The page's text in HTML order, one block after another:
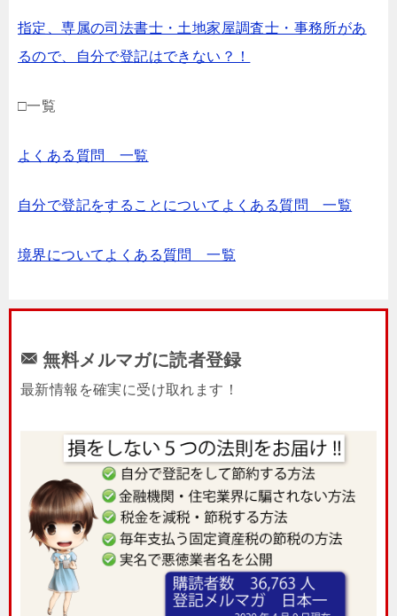
指定、専属の司法書士・土地家屋調査士・事務所があ
るので、自分で登記はできない？！
□一覧
よくある質問 一覧
自分で登記をすることについてよくある質問 一覧
境界についてよくある質問 一覧
無料メルマガに読者登録
最新情報を確実に受け取れます！